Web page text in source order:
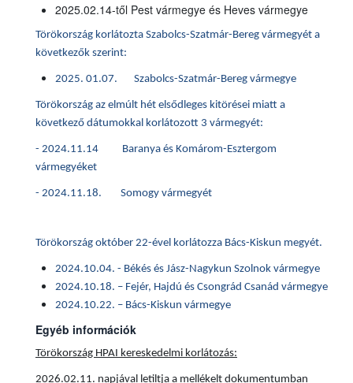
2025.02.14-től Pest vármegye és Heves vármegye
Törökország korlátozta Szabolcs-Szatmár-Bereg vármegyét a
következők szerint:
2025. 01.07. Szabolcs-Szatmár-Bereg vármegye
Törökország az elmúlt hét elsődleges kitörései miatt a
következő dátumokkal korlátozott 3 vármegyét:
- 2024.11.14 Baranya és Komárom-Esztergom
vármegyéket
- 2024.11.18. Somogy vármegyét
Törökország október 22-ével korlátozza Bács-Kiskun megyét.
2024.10.04. - Békés és Jász-Nagykun Szolnok vármegye
2024.10.18. – Fejér, Hajdú és Csongrád Csanád vármegye
2024.10.22. – Bács-Kiskun vármegye
Egyéb információk
Törökország HPAI kereskedelmi korlátozás:
2026.02.11. napjával letiltja a mellékelt dokumentumban